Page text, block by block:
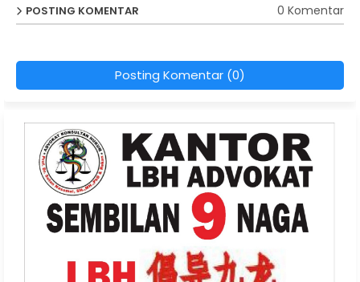
POSTING KOMENTAR 0 Komentar
Posting Komentar (0)